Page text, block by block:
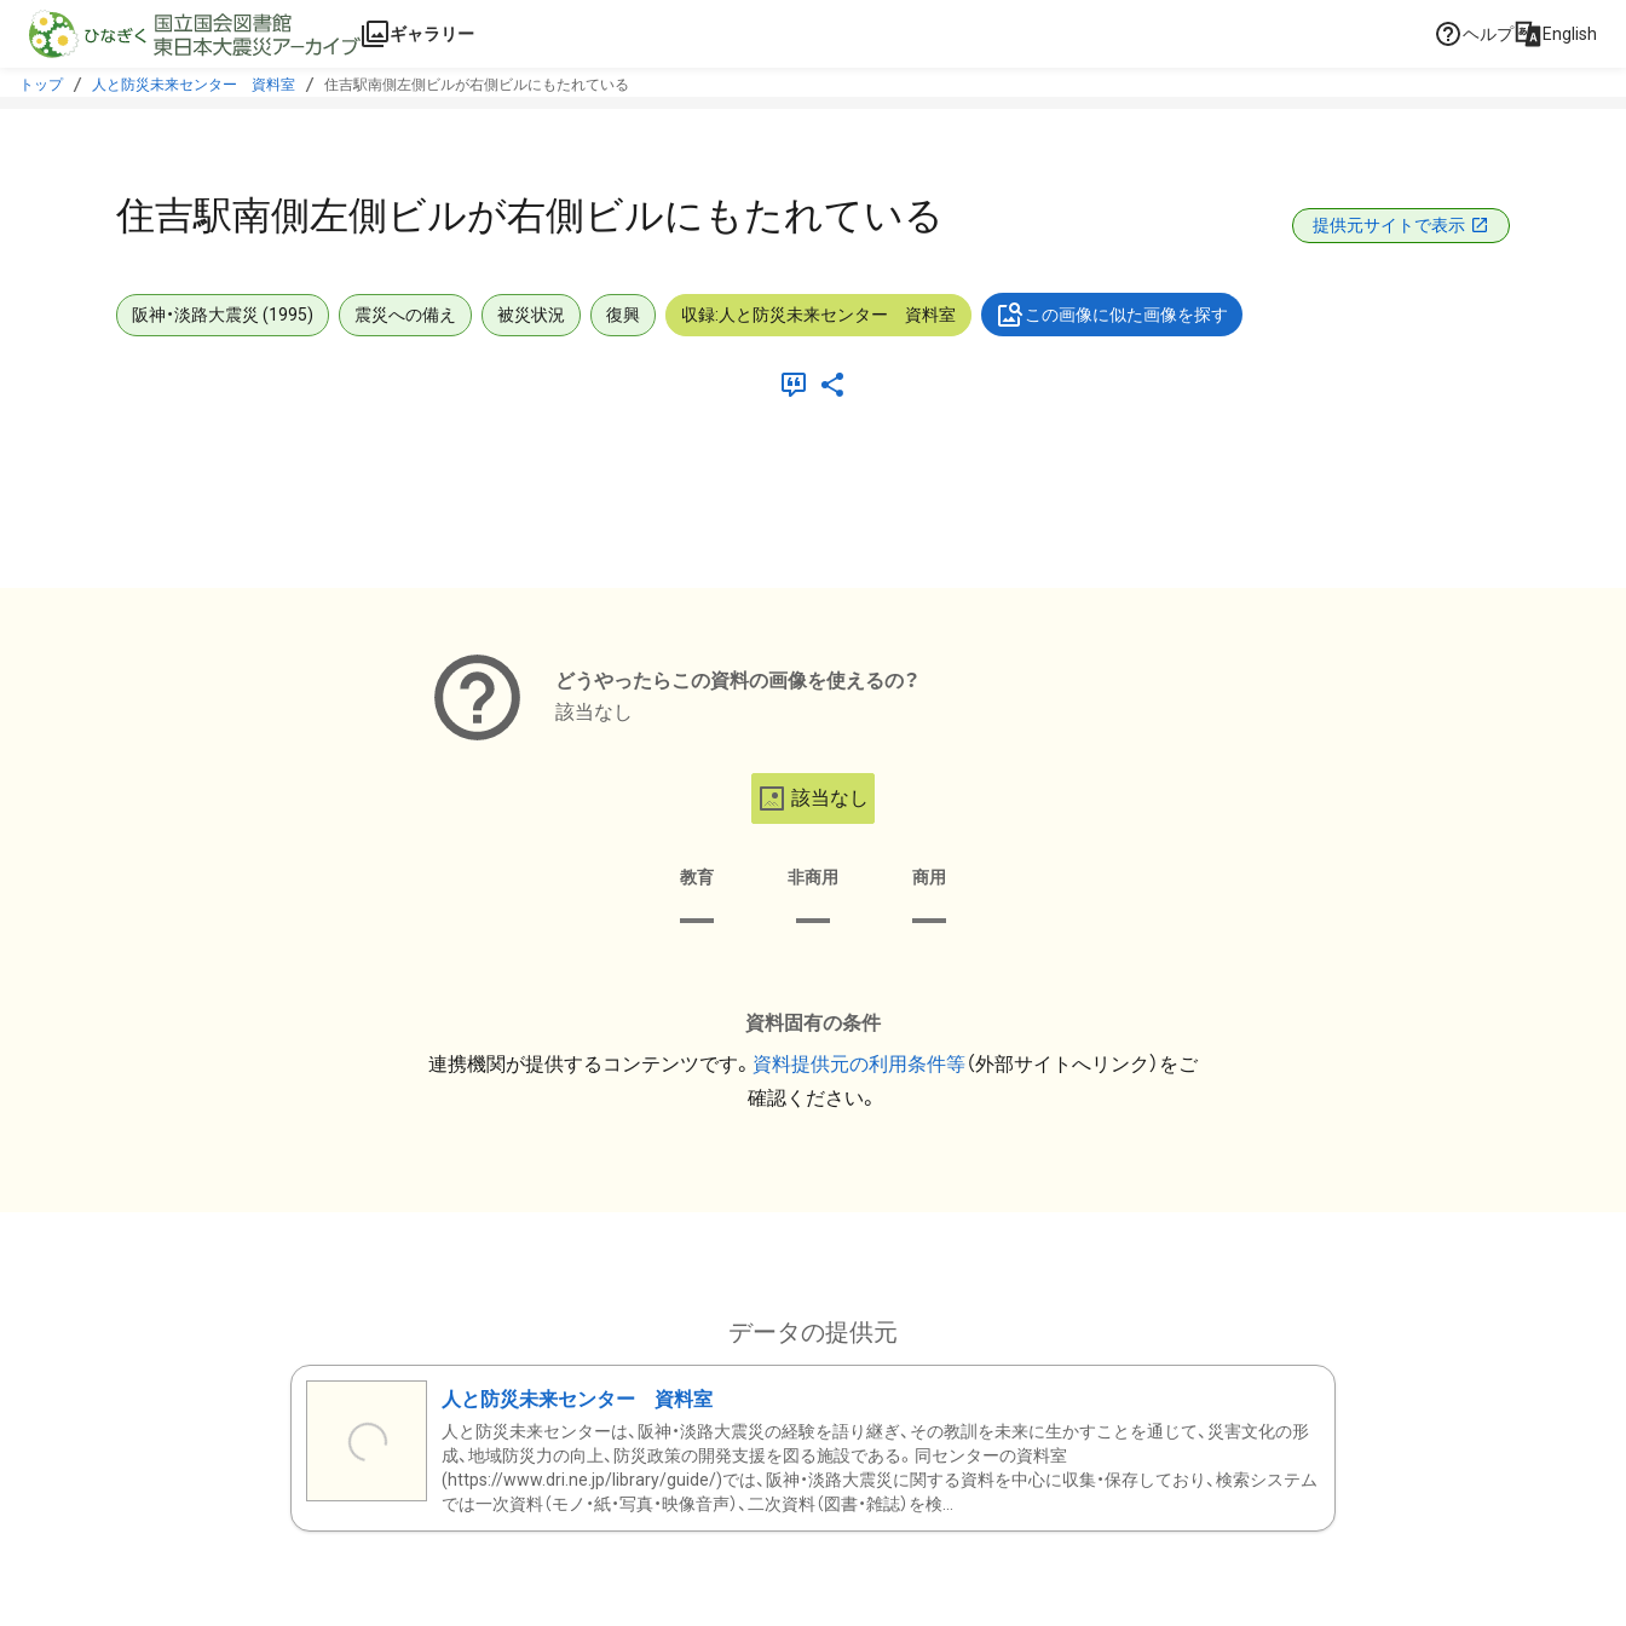
本文に飛ぶ
ギャラリー ヘルプ English
トップ 人と防災未来センター 資料室 住吉駅南側左側ビルが右側ビルにもたれている
住吉駅南側左側ビルが右側ビルにもたれている 提供元サイトで表示
阪神・淡路大震災 (1995) 震災への備え 被災状況 復興 収録:人と防災未来センター 資料室 この画像に似た画像を探す
どうやったらこの資料の画像を使えるの？
該当なし
該当なし
教育 非商用 商用
資料固有の条件
連携機関が提供するコンテンツです。 資料提供元の利用条件等（外部サイトへリンク）をご
確認ください。
データの提供元
人と防災未来センター 資料室
人と防災未来センターは、阪神・淡路大震災の経験を語り継ぎ、その教訓を未来に生かすことを通じて、災害文化の形
成、地域防災力の向上、防災政策の開発支援を図る施設である。同センターの資料室
(https://www.dri.ne.jp/library/guide/)では、阪神・淡路大震災に関する資料を中心に収集・保存しており、検索システム
では一次資料（モノ・紙・写真・映像音声）、二次資料（図書・雑誌）を検...